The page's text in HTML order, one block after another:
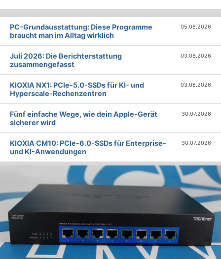
PC-Grundausstattung: Diese Programme
braucht man im Alltag wirklich
05.08.2026
Juli 2026: Die Bericht­erstattung
zusammengefasst
03.08.2026
KIOXIA NX1: PCIe-5.0-SSDs für KI- und
Hyperscale-Rechenzentren
03.08.2026
Fünf einfache Wege, wie dein Apple-Gerät
sicherer wird
30.07.2026
KIOXIA CM10: PCIe-6.0-SSDs für Enterprise-
und KI-Anwendungen
30.07.2026